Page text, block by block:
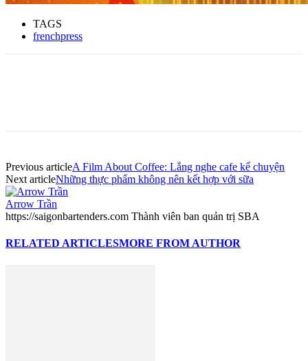
TAGS
frenchpress
Previous articleA Film About Coffee: Lắng nghe cafe kể chuyện
Next articleNhững thực phẩm không nên kết hợp với sữa
Arrow Trần
https://saigonbartenders.com Thành viên ban quản trị SBA
RELATED ARTICLESMORE FROM AUTHOR